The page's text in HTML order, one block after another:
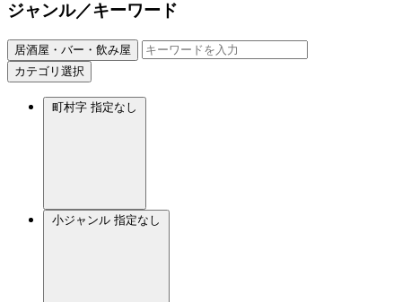
ジャンル／キーワード
居酒屋・バー・飲み屋
カテゴリ選択
町村字 指定なし
小ジャンル 指定なし